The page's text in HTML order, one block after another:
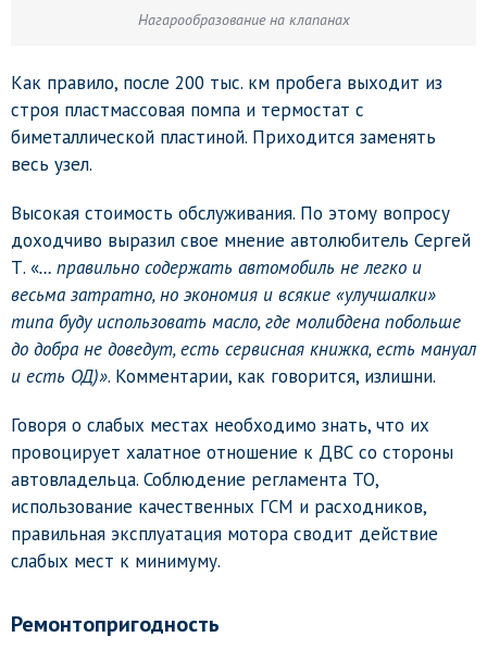
Нагарообразование на клапанах
Как правило, после 200 тыс. км пробега выходит из
строя пластмассовая помпа и термостат с
биметаллической пластиной. Приходится заменять
весь узел.
Высокая стоимость обслуживания. По этому вопросу
доходчиво выразил свое мнение автолюбитель Сергей
Т. «… правильно содержать автомобиль не легко и
весьма затратно, но экономия и всякие «улучшалки»
типа буду использовать масло, где молибдена побольше
до добра не доведут, есть сервисная книжка, есть мануал
и есть ОД)». Комментарии, как говорится, излишни.
Говоря о слабых местах необходимо знать, что их
провоцирует халатное отношение к ДВС со стороны
автовладельца. Соблюдение регламента ТО,
использование качественных ГСМ и расходников,
правильная эксплуатация мотора сводит действие
слабых мест к минимуму.
Ремонтопригодность